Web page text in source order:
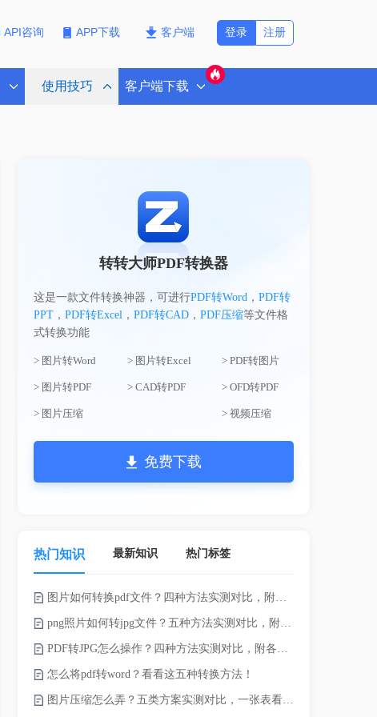
API咨询 APP下载 客户端 注册
登录
使用技巧 客户端下载
转转大师PDF转换器
这是一款文件转换神器，可进行PDF转Word， PDF转
PPT， PDF转Excel， PDF转CAD， PDF压缩等文件格
式转换功能
> 图片转Word > 图片转Excel > PDF转图片
> 图片转PDF > CAD转PDF > OFD转PDF
> 图片压缩 > 视频压缩
免费下载
热门知识 最新知识 热门标签
图片如何转换pdf文件？四种方法实测对比，附各场景最优选！
png照片如何转jpg文件？五种方法实测对比，附各场景最优选!！
PDF转JPG怎么操作？四种方法实测对比，附各场景最优选！
怎么将pdf转word？看看这五种转换方法！
图片压缩怎么弄？五类方案实测对比，一张表看懂怎么选！